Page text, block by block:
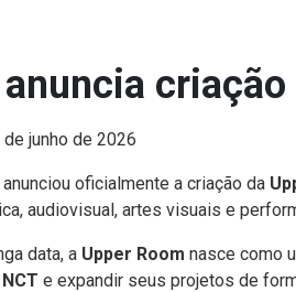
criação
de junho de 2026
anunciou oficialmente a criação da
audiovisual, artes visuais e
data, a Upper Room nasce como
NCT e expandir seus projetos de